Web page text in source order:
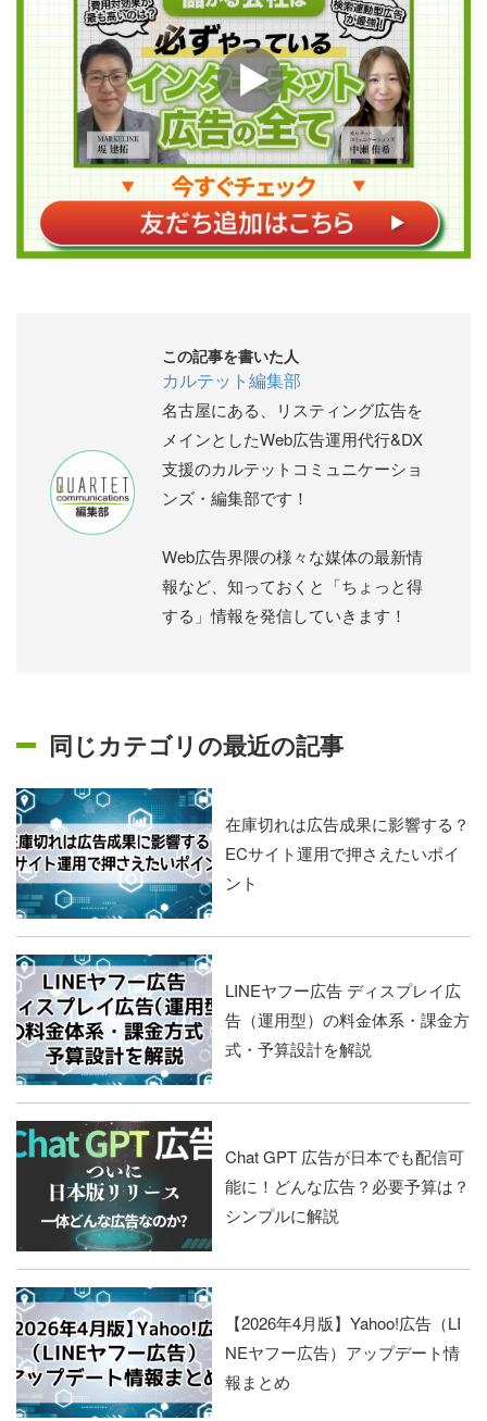
この記事を書いた人
カルテット編集部
名古屋にある、リスティング広告を
メインとしたWeb広告運用代行&DX
支援のカルテットコミュニケーショ
ンズ・編集部です！
Web広告界隈の様々な媒体の最新情
報など、知っておくと「ちょっと得
する」情報を発信していきます！
同じカテゴリの最近の記事
在庫切れは広告成果に影響する？
ECサイト運用で押さえたいポイ
ント
LINEヤフー広告 ディスプレイ広
告（運用型）の料金体系・課金方
式・予算設計を解説
Chat GPT 広告が日本でも配信可
能に！どんな広告？必要予算は？
シンプルに解説
【2026年4月版】Yahoo!広告（LI
NEヤフー広告）アップデート情
報まとめ